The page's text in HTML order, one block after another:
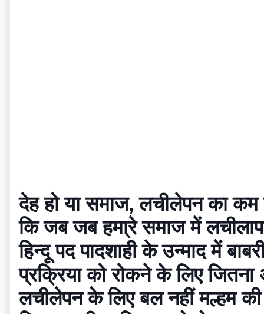
देह हो या समाज, लचीलेपन का कम
कि जब जब हमा्रे समाज में
हिन्दू पद पादशाही के उन्माद में
प्रक्रिया को रोकने के लिए
लचीलेपन के लिए बल नहीं मल्हम